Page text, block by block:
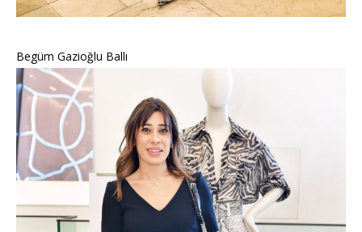
Begüm Gazioğlu Ballı